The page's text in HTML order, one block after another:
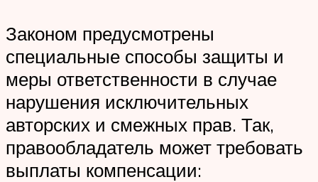
Законом предусмотрены
специальные способы защиты и
меры ответственности в случае
нарушения исключительных
авторских и смежных прав. Так,
правообладатель может требовать
выплаты компенсации: